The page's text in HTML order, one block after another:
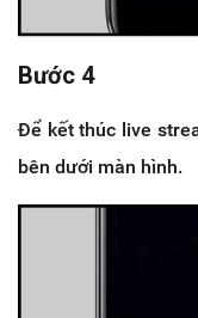
Bước 4
Để kết thúc live
bên dưới màn hình.